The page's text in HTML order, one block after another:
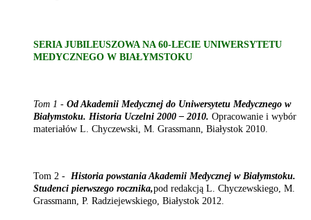
SERIA JUBILEUSZOWA NA 60-LECIE UNIWERSYTETU
MEDYCZNEGO W BIAŁYMSTOKU
Tom 1 - Od Akademii Medycznej do Uniwersytetu Medycznego w
Białymstoku. Historia Uczelni 2000 – 2010. Opracowanie i wybór
materiałów L. Chyczewski, M. Grassmann, Białystok 2010.
Tom 2 - Historia powstania Akademii Medycznej w Białymstoku.
Studenci pierwszego rocznika,pod redakcją L. Chyczewskiego, M.
Grassmann, P. Radziejewskiego, Białystok 2012.